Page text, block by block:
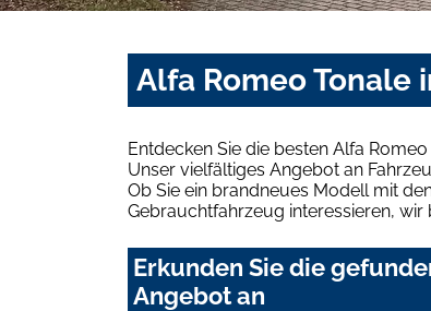
Alfa Romeo Tonale
Entdecken Sie die besten Alfa
Unser vielfältiges Angebot an
Ob Sie ein brandneues Modell mit
Gebrauchtfahrzeug interessieren, wir
Erkunden Sie die
Angebot an